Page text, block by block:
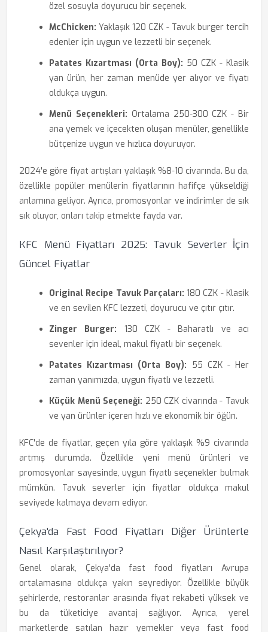
özel sosuyla doyurucu bir seçenek.
McChicken: Yaklaşık 120 CZK - Tavuk burger tercih
edenler için uygun ve lezzetli bir seçenek.
Patates Kızartması (Orta Boy): 50 CZK - Klasik
yan ürün, her zaman menüde yer alıyor ve fiyatı
oldukça uygun.
Menü Seçenekleri: Ortalama 250-300 CZK - Bir
ana yemek ve içecekten oluşan menüler, genellikle
bütçenize uygun ve hızlıca doyuruyor.
2024'e göre fiyat artışları yaklaşık %8-10 civarında. Bu da,
özellikle popüler menülerin fiyatlarının hafifçe yükseldiği
anlamına geliyor. Ayrıca, promosyonlar ve indirimler de sık
sık oluyor, onları takip etmekte fayda var.
KFC Menü Fiyatları 2025: Tavuk Severler İçin
Güncel Fiyatlar
Original Recipe Tavuk Parçaları: 180 CZK - Klasik
ve en sevilen KFC lezzeti, doyurucu ve çıtır çıtır.
Zinger Burger: 130 CZK - Baharatlı ve acı
sevenler için ideal, makul fiyatlı bir seçenek.
Patates Kızartması (Orta Boy): 55 CZK - Her
zaman yanımızda, uygun fiyatlı ve lezzetli.
Küçük Menü Seçeneği: 250 CZK civarında - Tavuk
ve yan ürünler içeren hızlı ve ekonomik bir öğün.
KFC'de de fiyatlar, geçen yıla göre yaklaşık %9 civarında
artmış durumda. Özellikle yeni menü ürünleri ve
promosyonlar sayesinde, uygun fiyatlı seçenekler bulmak
mümkün. Tavuk severler için fiyatlar oldukça makul
seviyede kalmaya devam ediyor.
Çekya'da Fast Food Fiyatları Diğer Ürünlerle
Nasıl Karşılaştırılıyor?
Genel olarak, Çekya'da fast food fiyatları Avrupa
ortalamasına oldukça yakın seyrediyor. Özellikle büyük
şehirlerde, restoranlar arasında fiyat rekabeti yüksek ve
bu da tüketiciye avantaj sağlıyor. Ayrıca, yerel
marketlerde satılan hazır yemekler veya fast food